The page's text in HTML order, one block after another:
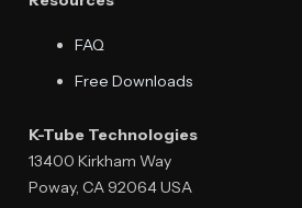
FAQ
Free Downloads
K-Tube Technologies
13400 Kirkham Way
Poway, CA 92064 USA